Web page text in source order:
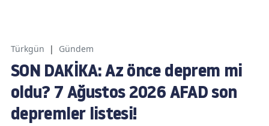
Türkgün | Gündem
SON DAKİKA: Az önce deprem mi
oldu? 7 Ağustos 2026 AFAD son
depremler listesi!